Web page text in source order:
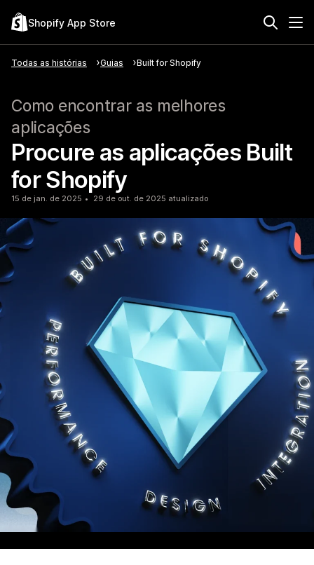
Shopify App Store
Todas as histórias Guias Built for Shopify
Como encontrar as melhores
aplicações
Procure as aplicações Built
for Shopify
15 de jan. de 2025 29 de out. de 2025 atualizado